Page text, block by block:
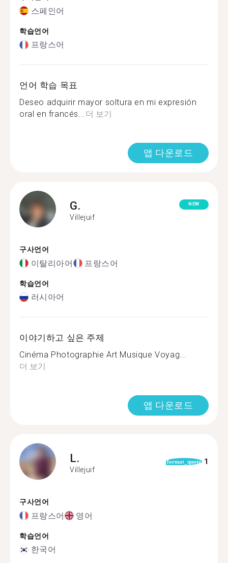
스페인어
학습언어
프랑스어
언어 학습 목표
Deseo adquirir mayor soltura en mi expresión
oral en francés...더 보기
앱 다운로드
G.
Villejuif
NEW
구사언어
이탈리아어 프랑스어
학습언어
러시아어
이야기하고 싶은 주제
Cinéma Photographie Art Musique Voyag...
더 보기
앱 다운로드
L.
Villejuif
format_quote 1
구사언어
프랑스어 영어
학습언어
한국어